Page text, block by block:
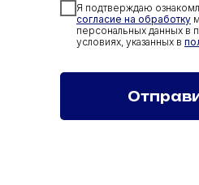
Я подтверждаю
согласие на обработку
персональных данных в
условиях, указанных в